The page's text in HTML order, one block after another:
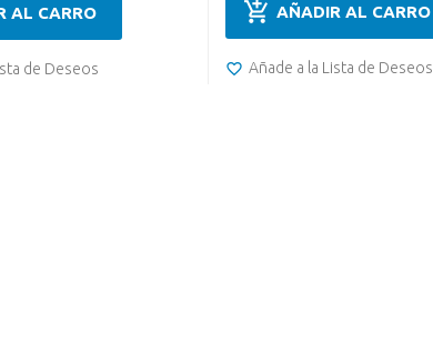
AL CARRO
de Deseos
AÑADIR AL CARRO
Añade a la Lista de Deseos